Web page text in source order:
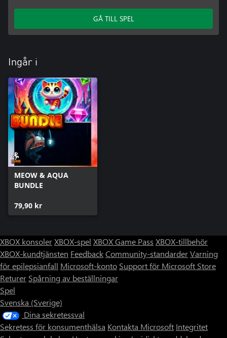
GÅ TILL SPEL
Ingår i
MEOW & AQUA
BUNDLE
79,90 kr
XBOX konsolerXBOX-spel XBOX Game Pass XBOX-tillbehör
XBOX-kundtjänsten FeedbackCommunity-standarderVarning
för epilepsianfall Microsoft-konto Support för Microsoft Store
Returer Spårning av beställningar
Spel
Svenska (Sverige)
Dina sekretessval
Sekretess för konsumenthälsa Kontakta Microsoft Integritet